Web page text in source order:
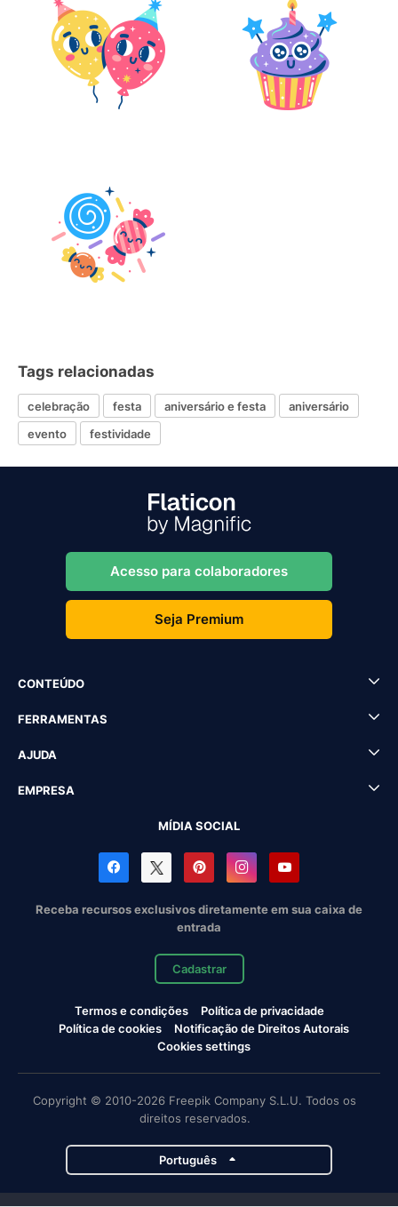
Tags relacionadas
celebração festa aniversário e festa
aniversário
evento
festividade
Acesso para colaboradores
Seja Premium
CONTEÚDO
FERRAMENTAS
AJUDA
EMPRESA
MÍDIA SOCIAL
Receba recursos exclusivos diretamente em sua caixa de
entrada
Cadastrar
Termos e condições
Política de privacidade
Política de cookies
Notificação de Direitos Autorais
Cookies settings
Copyright © 2010-2026 Freepik Company S.L.U. Todos os
direitos reservados.
Português